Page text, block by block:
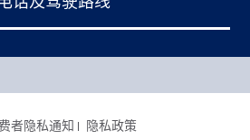
者隐私通知 隐私政策